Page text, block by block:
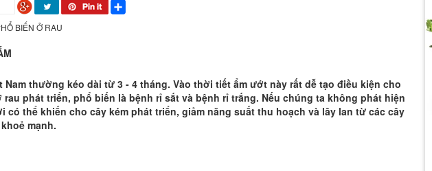
BIẾN Ở RAU
Nam thường kéo dài từ 3 - 4 tháng. Vào thời tiết ẩm ướt này rất dễ tạo điều kiện cho
rau phát triển, phổ biến là bệnh rỉ sắt và bệnh rỉ trắng. Nếu chúng ta không phát hiện
có thể khiến cho cây kém phát triển, giảm năng suất thu hoạch và lây lan từ các cây
mạnh.